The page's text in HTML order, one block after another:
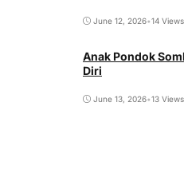
June 12, 2026•14 Views
Anak Pondok
Diri
June 13, 2026•13 Views